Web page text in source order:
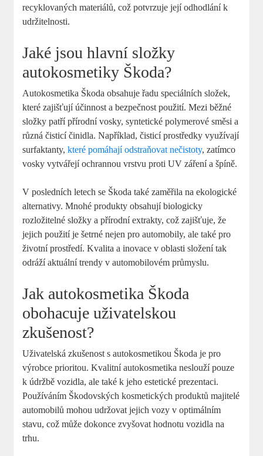
⁣recyklovaných materiálů, ‌což potvrzuje ⁤její odhodlání k
udržitelnosti.
Jaké jsou hlavní složky
autokosmetiky ​Škoda?
Autokosmetika Škoda ⁢obsahuje řadu ⁤speciálních složek,
které zajišťují účinnost‌ a bezpečnost použití. ⁤Mezi běžné
složky ​patří ⁣přírodní vosky, syntetické ⁢polymerové směsi a
různá čisticí činidla.​ Například,⁣ čisticí ‌prostředky⁢ využívají‌
surfaktanty,které pomáhají odstraňovat nečistoty, zatímco​
vosky vytvářejí ochrannou vrstvu proti UV záření a ​špíně.
V posledních letech se Škoda také zaměřila na ekologické
alternativy. Mnohé produkty obsahují biologicky⁤
rozložitelné složky a přírodní extrakty, což zajišťuje, že
jejich ‍použití⁤ je šetrné nejen pro automobily, ⁤ale také pro
životní prostředí. Kvalita a inovace ⁢v ‍oblasti složení ‌tak
odráží aktuální trendy v automobilovém průmyslu.
Jak autokosmetika Škoda
obohacuje uživatelskou
zkušenost?
Uživatelská zkušenost s autokosmetikou Škoda je pro
⁢výrobce prioritou. Kvalitní autokosmetika neslouží pouze
k⁤ údržbě vozidla, ⁣ale ⁢také‍ k jeho estetické prezentaci.
Používáním Škodovských ⁣kosmetických produktů majitelé
⁣automobilů mohou udržovat⁣ jejich‌ vozy v ‍optimálním⁢
stavu, ⁢což může dokonce zvyšovat hodnotu vozidla ‍na
trhu.